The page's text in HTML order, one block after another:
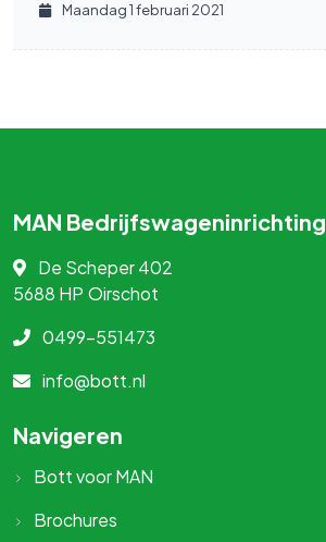
Maandag 1 februari 2021
MAN Bedrijfswageninrichting
De Scheper 402
5688 HP Oirschot
0499-551473
info@bott.nl
Navigeren
Bott voor MAN
Brochures